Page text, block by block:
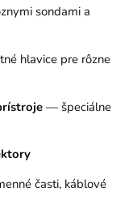
sondami a
hlavice pre rôzne
— špeciálne
časti, káblové